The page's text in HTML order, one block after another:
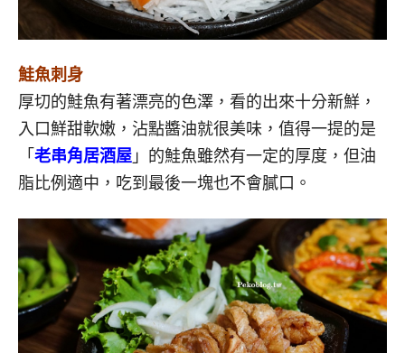
鮭魚刺身
厚切的鮭魚有著漂亮的色澤，看的出來十分新鮮，
入口鮮甜軟嫩，沾點醬油就很美味，值得一提的是
「 老串角居酒屋 」的鮭魚雖然有一定的厚度，但油
脂比例適中，吃到最後一塊也不會膩口。